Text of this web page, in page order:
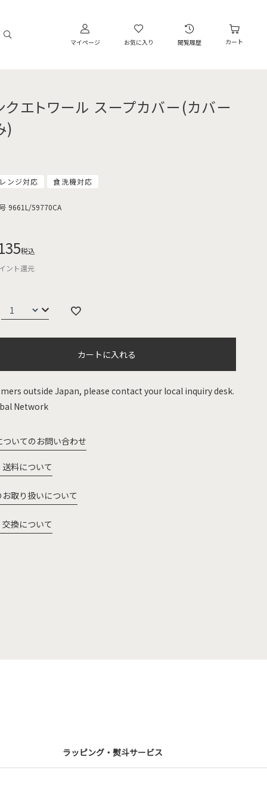
マイページ お気に入り 閲覧履歴 カート
クエトワール スープカバー(カバー
)
ンジ対応 食洗機対応
9661L/59770CA
税込
ント還元
カートに入れる
outside Japan, please contact your local inquiry desk.
Network
ついてのお問い合わせ
料について
お取り扱いについて
換について
ラッピング・熨斗サービス